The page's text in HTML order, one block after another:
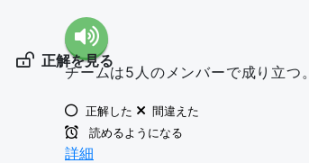
正解を見る
チームは5人のメンバーで成り立つ。
正解した
間違えた
読めるようになる
詳細